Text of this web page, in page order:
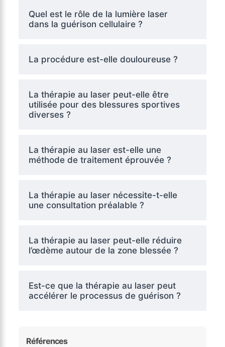
Quel est le rôle de la lumière laser
dans la guérison cellulaire ?
La procédure est-elle douloureuse ?
La thérapie au laser peut-elle être
utilisée pour des blessures sportives
diverses ?
La thérapie au laser est-elle une
méthode de traitement éprouvée ?
La thérapie au laser nécessite-t-elle
une consultation préalable ?
La thérapie au laser peut-elle réduire
l’œdème autour de la zone blessée ?
Est-ce que la thérapie au laser peut
accélérer le processus de guérison ?
Références